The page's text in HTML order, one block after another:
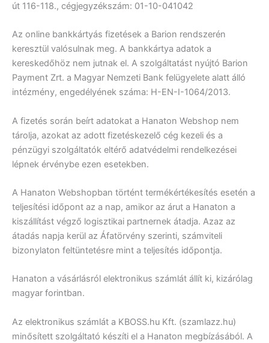
út 116-118., cégjegyzékszám: 01-10-041042
Az online bankkártyás fizetések a Barion rendszerén
keresztül valósulnak meg. A bankkártya adatok a
kereskedőhöz nem jutnak el. A szolgáltatást nyújtó Barion
Payment Zrt. a Magyar Nemzeti Bank felügyelete alatt álló
intézmény, engedélyének száma: H-EN-I-1064/2013.
A fizetés során beírt adatokat a Hanaton Webshop nem
tárolja, azokat az adott fizetéskezelő cég kezeli és a
pénzügyi szolgáltatók eltérő adatvédelmi rendelkezései
lépnek érvénybe ezen esetekben.
A Hanaton Webshopban történt termékértékesítés esetén a
teljesítési időpont az a nap, amikor az árut a Hanaton a
kiszállítást végző logisztikai partnernek átadja. Azaz az
átadás napja kerül az Áfatörvény szerinti, számviteli
bizonylaton feltüntetésre mint a teljesítés időpontja.
Hanaton a vásárlásról elektronikus számlát állít ki, kizárólag
magyar forintban.
Az elektronikus számlát a KBOSS.hu Kft. (szamlazz.hu)
minősített szolgáltató készíti el a Hanaton megbízásából. A